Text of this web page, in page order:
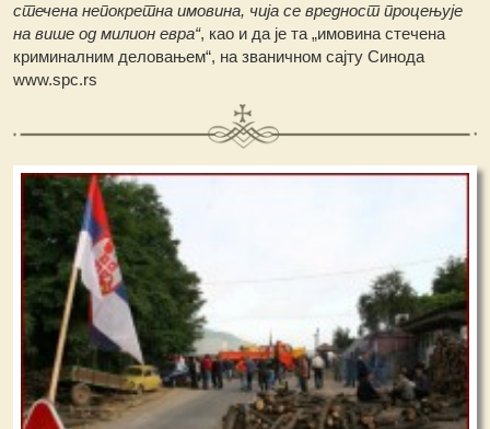
стечена непокретна имовина, чија се вредност процењује
на више од милион евра“, као и да је та „имовина стечена
криминалним деловањем“, на званичном сајту Синода
www.spc.rs